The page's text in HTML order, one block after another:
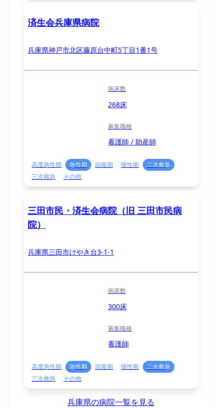
済生会兵庫県病院
兵庫県神戸市北区藤原台中町5丁⽬1番1号
病床数
268床
募集職種
看護師 / 助産師
高度急性期 急性期 回復期 慢性期
二次救急
三次救急
その他
三田市民・済生会病院（旧 三田市民病
院）
兵庫県三田市けやき台3-1-1
病床数
300床
募集職種
看護師
高度急性期 急性期 回復期 慢性期
二次救急
三次救急
その他
兵庫県の病院一覧を見る